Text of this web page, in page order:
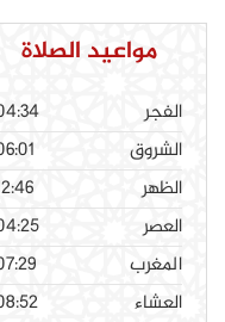
مواعيد الصلاة
الفجر
04:34
الشروق
06:01
الظهر
12:46
العصر
04:25
المغرب
07:29
العشاء
08:52